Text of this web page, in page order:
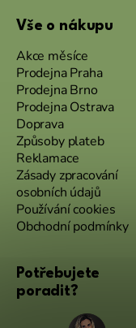
Vše o nákupu
Akce měsíce
Prodejna Praha
Prodejna Brno
Prodejna Ostrava
Doprava
Způsoby plateb
Reklamace
Zásady zpracování
osobních údajů
Používání cookies
Obchodní podmínky
Potřebujete
poradit?